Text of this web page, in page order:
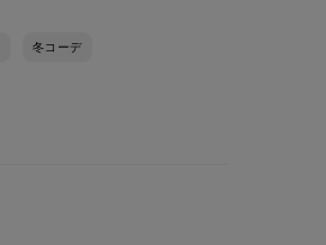
冬コーデ